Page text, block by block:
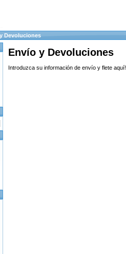
Devoluciones
Envío y Devoluciones
Introduzca su información de envío y flete aquí!